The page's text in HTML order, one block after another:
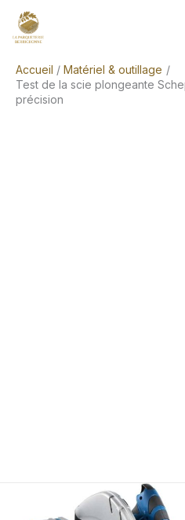
Accueil
Matériel & outillage
Test de la scie plongeante
précision
Rechercher